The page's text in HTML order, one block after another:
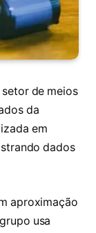
de meios
da
em
dados
aproximação
usa